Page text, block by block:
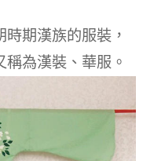
期漢族的服裝，
為漢裝、華服。